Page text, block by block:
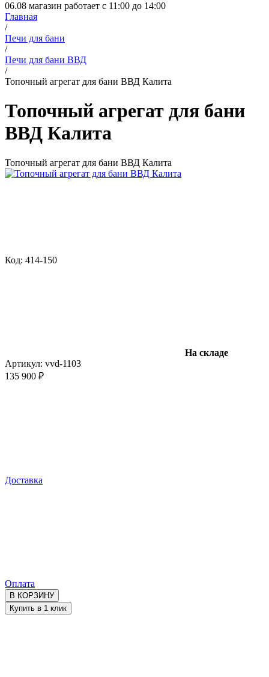
06.08 магазин работает с 11:00 до 14:00
Главная
/
Печи для бани
/
Печи для бани ВВД
/
Топочный агрегат для бани ВВД Калита
Топочный агрегат для бани
ВВД Калита
Топочный агрегат для бани ВВД Калита
Код: 414-150
На складе
Артикул: vvd-1103
135 900 ₽
Доставка
Оплата
В КОРЗИНУ
Купить в 1 клик